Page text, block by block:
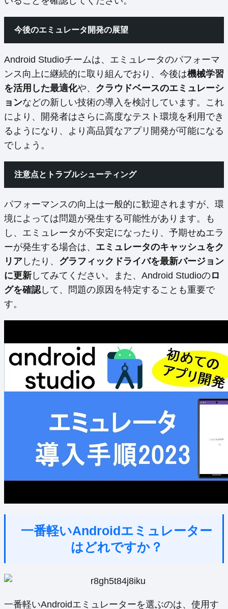
今後のエミュレータ開発の展望
Android Studioチームは、エミュレータのパフォーマ
ンス向上に継続的に取り組んでおり、今後は機械学習
を活用した最適化や、 クラウドベースのエミュレーシ
ョンなどの新しい技術の導入を検討しています。これ
により、開発者はさらに高度なテスト環境を利用でき
るようになり、より高品質なアプリ開発が可能になる
でしょう。
注意点とトラブルシューティング
パフォーマンスの向上は一般的に歓迎されますが、環
境によっては問題が発生する可能性があります。も
し、エミュレータが不安定になったり、予期せぬエラ
ーが発生する場合は、 エミュレータのキャッシュをク
リア したり、 グラフィックドライバを最新バージョン
に更新 してみてください。また、Android Studioのロ
グを確認して、問題の原因を特定することも重要で
す。
一番軽いAndroidエミュレーター
はどれですか？
一番軽いAndroidエミュレーターを選ぶのは、使用す